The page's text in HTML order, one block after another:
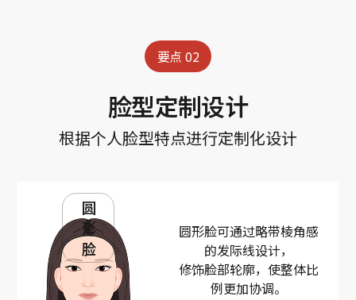
要点 02
脸型定制设计
根据个人脸型特点进行定制化设计
圆
形
脸
圆形脸可通过略带棱角感
的发际线设计，
修饰脸部轮廓，使整体比
例更加协调。